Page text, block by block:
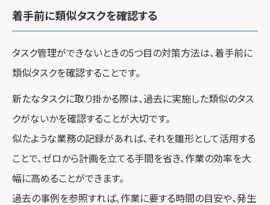
着手前に類似タスクを確認する
タスク管理ができないときの5つ目の対策方法は、着手前に
類似タスクを確認することです。
新たなタスクに取り掛かる際は、過去に実施した類似のタス
クがないかを確認することが大切です。
似たような業務の記録があれば、それを雛形として活用する
ことで、ゼロから計画を立てる手間を省き、作業の効率を大
幅に高めることができます。
過去の事例を参照すれば、作業に要する時間の目安や、発生